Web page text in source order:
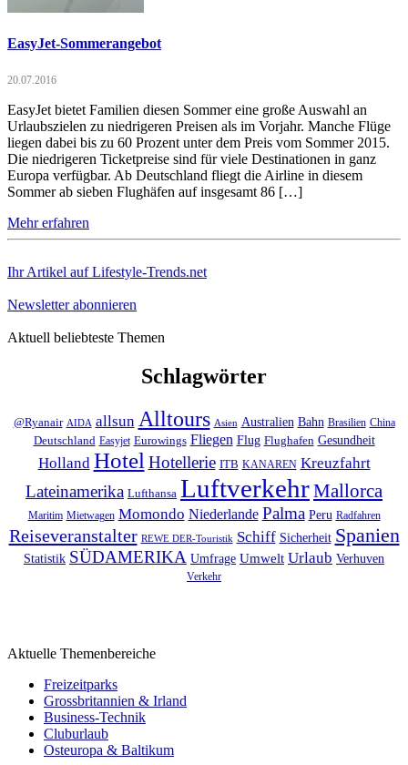
EasyJet-Sommerangebot
20.07.2016
EasyJet bietet Familien diesen Sommer eine große Auswahl an
Urlaubszielen zu niedrigeren Preisen als im Vorjahr. Manche Flüge
liegen dabei bis zu 60 Prozent unter dem Preis vom Sommer 2015.
Die niedrigeren Ticketpreise sind für viele Destinationen in ganz
Europa verfügbar. Ab Deutschland fliegt die Airline in diesem
Sommer ab sieben Flughäfen auf insgesamt 86 […]
Mehr erfahren
Ihr Artikel auf Lifestyle-Trends.net
Newsletter abonnieren
Aktuell beliebteste Themen
Schlagwörter
@Ryanair AIDA allsun Alltours Asien Australien Bahn Brasilien China
Deutschland Easyjet Eurowings Fliegen Flug Flughafen Gesundheit
Holland Hotel Hotellerie ITB KANAREN Kreuzfahrt
Lateinamerika Lufthansa LuftverkehrMallorca
Maritim Mietwagen Momondo Niederlande Palma Peru Radfahren
Reiseveranstalter REWE DER-Touristik Schiff Sicherheit Spanien
Statistik SÜDAMERIKA Umfrage Umwelt Urlaub Verhuven
Verkehr
Aktuelle Themenbereiche
Freizeitparks
Grossbritannien & Irland
Business-Technik
Cluburlaub
Osteuropa & Baltikum